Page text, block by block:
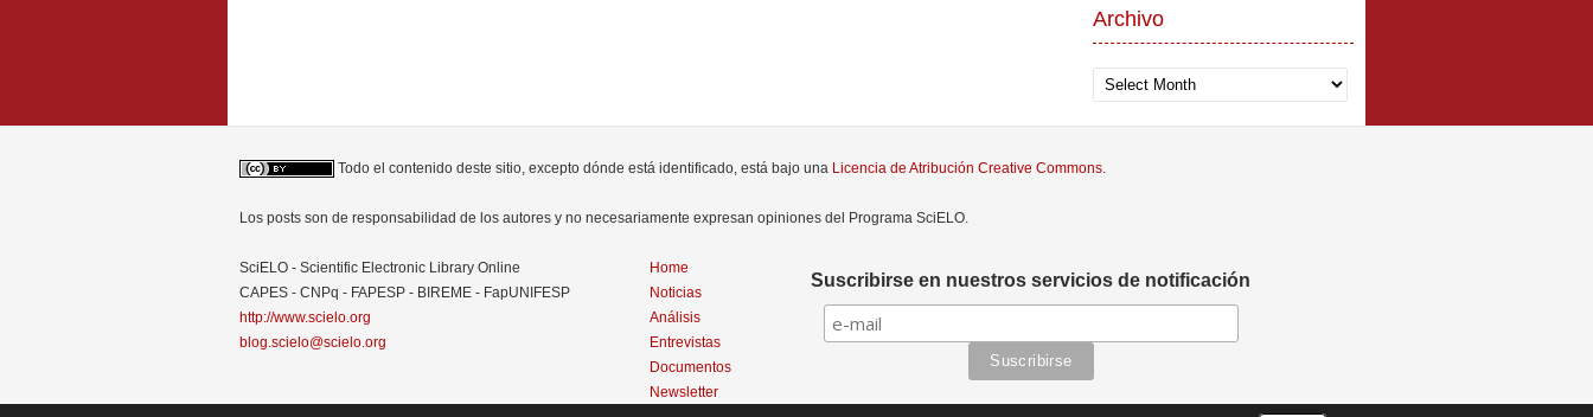
Archivo
Archivo
Todo el contenido deste sitio, excepto dónde está identificado, está bajo una Licencia de Atribución Creative Commons.
Los posts son de responsabilidad de los autores y no necesariamente expresan opiniones del Programa SciELO.
SciELO - Scientific Electronic Library Online
CAPES - CNPq - FAPESP - BIREME - FapUNIFESP
http://www.scielo.org
blog.scielo@scielo.org
Home
Noticias
Análisis
Entrevistas
Documentos
Newsletter
Suscribirse en nuestros servicios de notificación